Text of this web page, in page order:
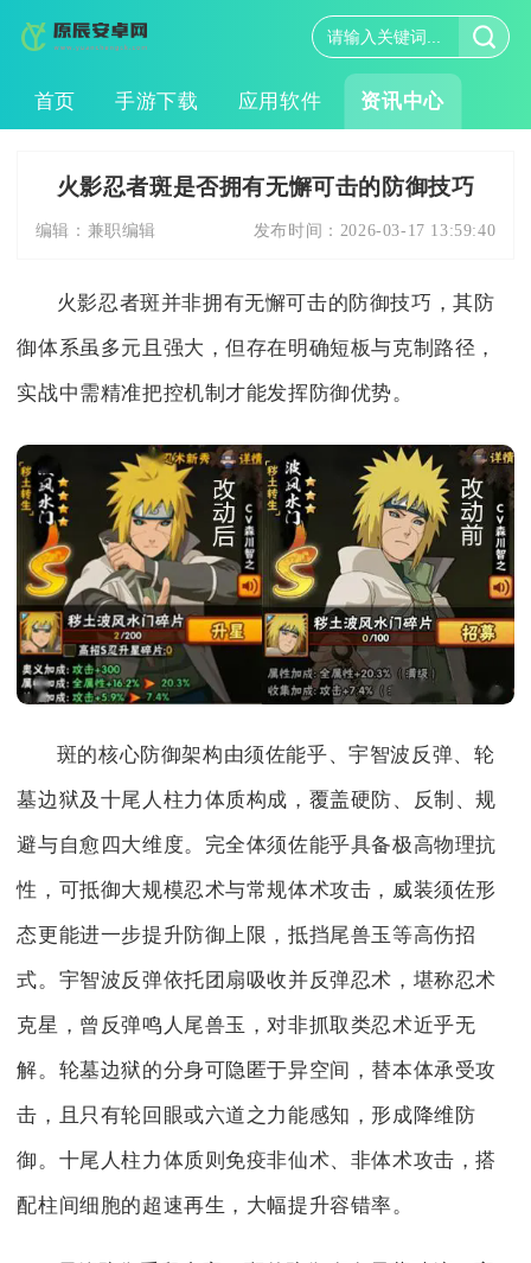
首页 手游下载 应用软件 资讯中心
火影忍者斑是否拥有无懈可击的防御技巧
编辑： 兼职编辑 发布时间： 2026-03-17 13:59:40
火影忍者斑并非拥有无懈可击的防御技巧，其防
御体系虽多元且强大，但存在明确短板与克制路径，
实战中需精准把控机制才能发挥防御优势。
斑的核心防御架构由须佐能乎、宇智波反弹、轮
墓边狱及十尾人柱力体质构成，覆盖硬防、反制、规
避与自愈四大维度。完全体须佐能乎具备极高物理抗
性，可抵御大规模忍术与常规体术攻击，威装须佐形
态更能进一步提升防御上限，抵挡尾兽玉等高伤招
式。宇智波反弹依托团扇吸收并反弹忍术，堪称忍术
克星，曾反弹鸣人尾兽玉，对非抓取类忍术近乎无
解。轮墓边狱的分身可隐匿于异空间，替本体承受攻
击，且只有轮回眼或六道之力能感知，形成降维防
御。十尾人柱力体质则免疫非仙术、非体术攻击，搭
配柱间细胞的超速再生，大幅提升容错率。